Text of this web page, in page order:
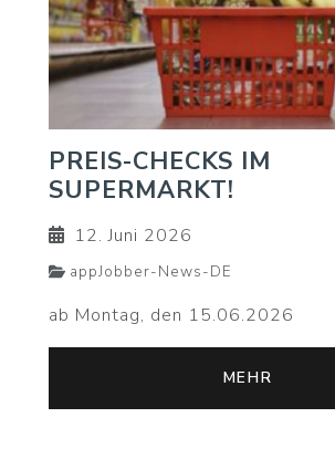
PREIS-CHECKS IM
SUPERMARKT!
12. Juni 2026
appJobber-News-DE
ab Montag, den 15.06.2026
MEHR